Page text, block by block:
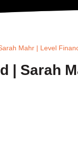
Mahr | Level
| Sarah